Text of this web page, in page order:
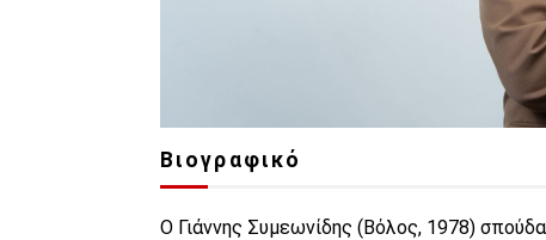
Βιογραφικό
Ο Γιάννης Συμεωνίδης (Βόλος, 1978)